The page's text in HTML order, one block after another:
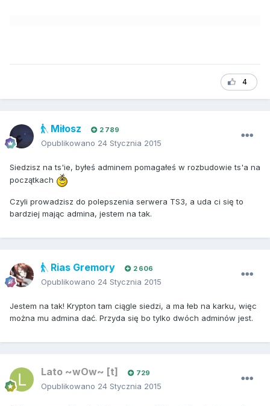
4
Miłosz 2 789
Opublikowano 24 Stycznia 2015
Siedzisz na ts'ie, byłeś adminem pomagałeś w rozbudowie ts'a na
początkach
Czyli prowadzisz do polepszenia serwera TS3, a uda ci się to
bardziej mając admina, jestem na tak.
Rias Gremory 2 606
Opublikowano 24 Stycznia 2015
Jestem na tak! Krypton tam ciągle siedzi, a ma łeb na karku, więc
można mu admina dać. Przyda się bo tylko dwóch adminów jest.
Lato ~wOw~ [t] 729
Opublikowano 24 Stycznia 2015